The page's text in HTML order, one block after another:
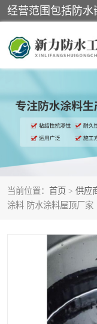
当前位置： 首页 > 供应
涂料 防水涂料屋顶厂家
黑豹防水胶
乳化沥青防水涂料
非固化橡胶防水涂